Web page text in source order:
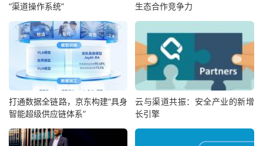
“渠道操作系统”
生态合作竞争力
打通数据全链路，京东构建“具身
智能超级供应链体系”
云与渠道共振：安全产业的新增
长引擎